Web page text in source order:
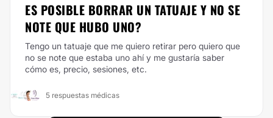
ES POSIBLE BORRAR UN TATUAJE Y NO SE
NOTE QUE HUBO UNO?
Tengo un tatuaje que me quiero retirar pero quiero que
no se note que estaba uno ahí y me gustaría saber
cómo es, precio, sesiones, etc.
5 respuestas médicas